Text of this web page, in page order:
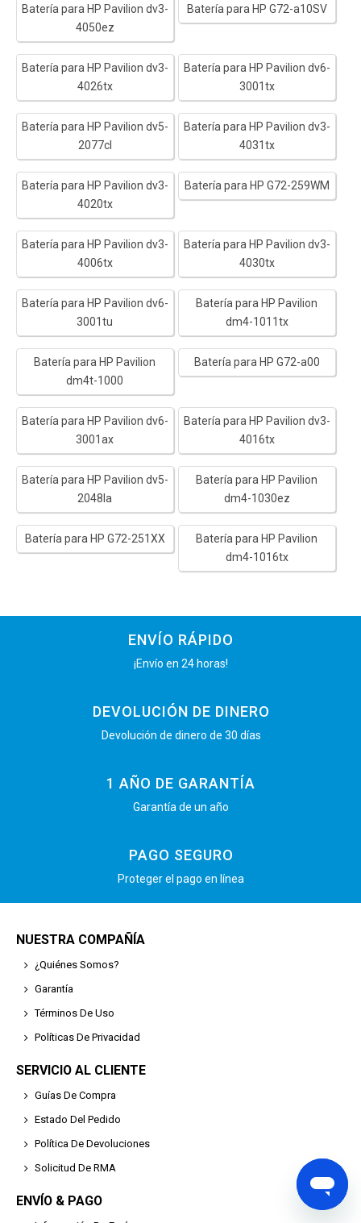
Batería para HP Pavilion dv3-
4050ez
Batería para HP G72-a10SV
Batería para HP Pavilion dv3-
4026tx
Batería para HP Pavilion dv6-
3001tx
Batería para HP Pavilion dv5-
2077cl
Batería para HP Pavilion dv3-
4031tx
Batería para HP Pavilion dv3-
4020tx
Batería para HP G72-259WM
Batería para HP Pavilion dv3-
4006tx
Batería para HP Pavilion dv3-
4030tx
Batería para HP Pavilion dv6-
3001tu
Batería para HP Pavilion
dm4-1011tx
Batería para HP Pavilion
dm4t-1000
Batería para HP G72-a00
Batería para HP Pavilion dv6-
3001ax
Batería para HP Pavilion dv3-
4016tx
Batería para HP Pavilion dv5-
2048la
Batería para HP Pavilion
dm4-1030ez
Batería para HP G72-251XX
Batería para HP Pavilion
dm4-1016tx
ENVÍO RÁPIDO
¡Envío en 24 horas!
DEVOLUCIÓN DE DINERO
Devolución de dinero de 30 días
1 AÑO DE GARANTÍA
Garantía de un año
PAGO SEGURO
Proteger el pago en línea
NUESTRA COMPAÑÍA
¿Quiénes Somos?
Garantía
Términos De Uso
Políticas De Privacidad
SERVICIO AL CLIENTE
Guías De Compra
Estado Del Pedido
Política De Devoluciones
Solicitud De RMA
ENVÍO & PAGO